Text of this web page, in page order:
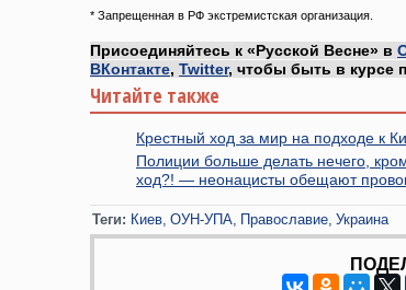
* Запрещенная в РФ экстремистская организация.
Присоединяйтесь к «Русской Весне» в
ВКонтакте, Twitter, чтобы быть в курсе
Читайте также
Крестный ход за мир на подходе к
Полиции больше делать нечего,
ход?! — неонацисты обещают
Теги: Киев ОУН-УПА Православие Украина